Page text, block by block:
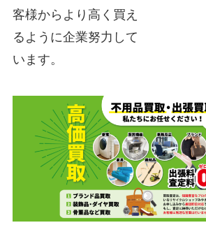
客様からより高く買え
るように企業努力して
います。